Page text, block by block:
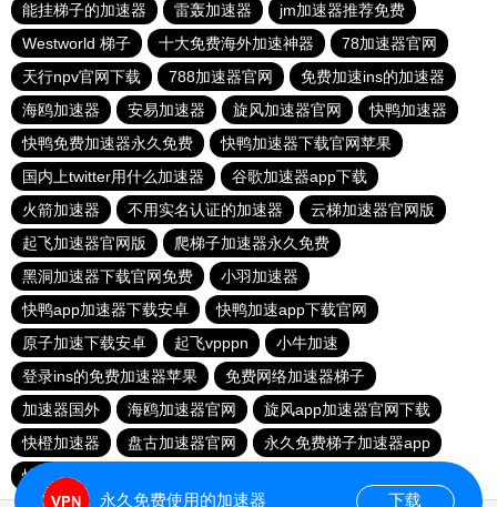
能挂梯子的加速器
雷轰加速器
jm加速器推荐免费
Westworld 梯子
十大免费海外加速神器
78加速器官网
天行npv官网下载
788加速器官网
免费加速ins的加速器
海鸥加速器
安易加速器 旋风加速器官网
快鸭加速器
快鸭免费加速器永久免费
快鸭加速器下载官网苹果
国内上twitter用什么加速器
谷歌加速器app下载
火箭加速器
不用实名认证的加速器
云梯加速器官网版
起飞加速器官网版
爬梯子加速器永久免费
黑洞加速器下载官网免费
小羽加速器
快鸭app加速器下载安卓
快鸭加速app下载官网
原子加速下载安卓
起飞vpppn
小牛加速
登录ins的免费加速器苹果
免费网络加速器梯子
加速器国外
海鸥加速器官网
旋风app加速器官网下载
快橙加速器
盘古加速器官网
永久免费梯子加速器app
快鸭官网
永久免费使用的加速器 下载